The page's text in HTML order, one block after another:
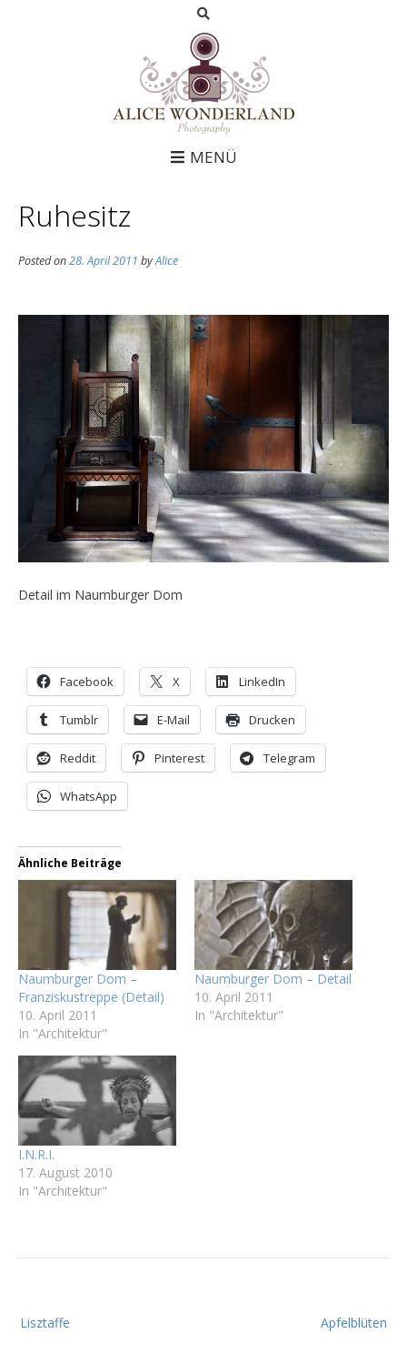
MENÜ
Ruhesitz
Posted on28. April 2011 byAlice
Detail im Naumburger Dom
Facebook X LinkedIn
Tumblr E-Mail Drucken
Reddit Pinterest Telegram
WhatsApp
Ähnliche Beiträge
Naumburger Dom –
Franziskustreppe (Detail)
10. April 2011
In "Architektur"
Naumburger Dom – Detail
10. April 2011
In "Architektur"
I.N.R.I.
17. August 2010
In "Architektur"
e Apfelblüten
Lisztaffe